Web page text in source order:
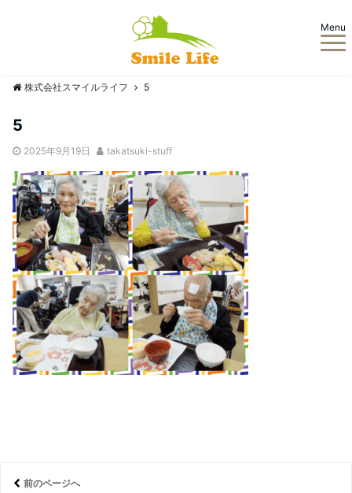
Menu
株式会社スマイルライフ 5
5
2025年9月19日 takatsuki-stuff
前のページへ